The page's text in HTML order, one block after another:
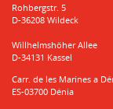
Rohbergstr. 5
D-36208 Wildeck
Willhelmshöher Allee
D-34131 Kassel
Carr. de les Marines a
ES-03700 Dénia